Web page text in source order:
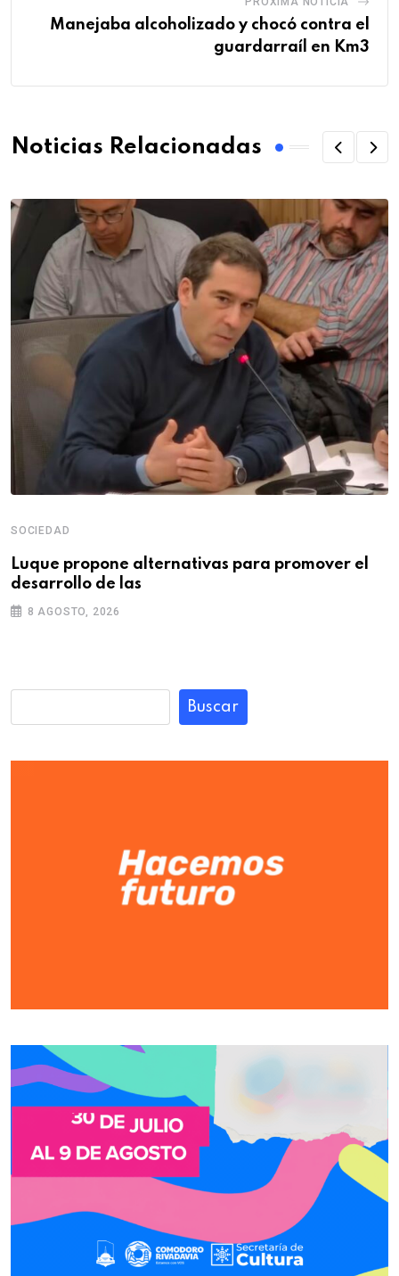
Manejaba alcoholizado y chocó contra el
guardarraíl en Km3
Noticias Relacionadas
SOCIEDAD
Luque propone alternativas para promover el
desarrollo de las
8 AGOSTO, 2026
Buscar